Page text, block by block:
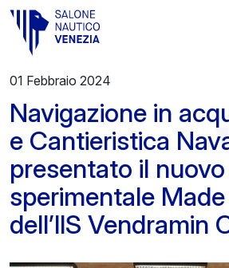
Vai al contenuto principale
01 Febbraio 2024
Navigazione in
e Cantieristica
presentato il
sperimentale
dell’IIS Vendramin